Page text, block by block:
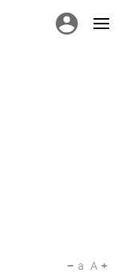
a A